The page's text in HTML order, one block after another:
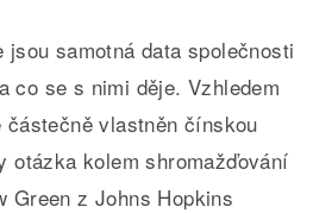
samotná data společnosti
co se s nimi děje. Vzhledem
částečně vlastněn čínskou
otázka kolem shromažďování
Green z Johns Hopkins